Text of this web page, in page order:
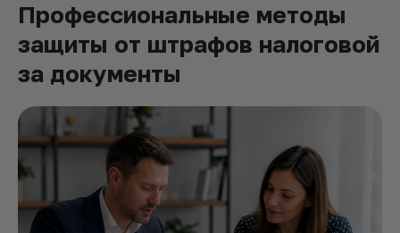
Профессиональные методы
защиты от штрафов налоговой
за документы